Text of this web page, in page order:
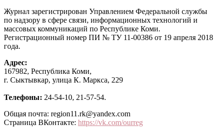
Журнал зарегистрирован Управлением Федеральной службы
по надзору в сфере связи, информационных технологий и
массовых коммуникаций по Республике Коми.
Регистрационный номер ПИ № ТУ 11-00386 от 19 апреля 2018
года.
Адрес:
167982, Республика Коми,
г. Сыктывкар, улица К. Маркса, 229
Телефоны: 24-54-10, 21-57-54.
Общая почта: region11.rk@yandex.com
Страница ВКонтакте: https://vk.com/ourreg